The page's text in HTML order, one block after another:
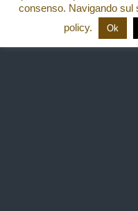
consenso. Navigando sul
policy.
Ok